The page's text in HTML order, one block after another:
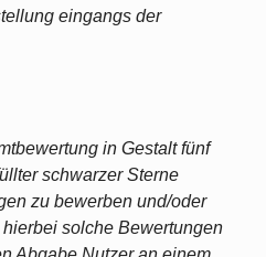
eingangs der
in Gestalt fünf
schwarzer Sterne
zu bewerben und/oder
solche Bewertungen